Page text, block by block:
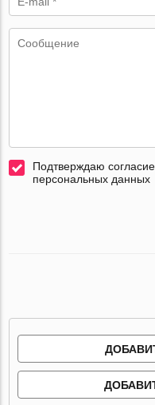
Подтверждаю
персональных данных